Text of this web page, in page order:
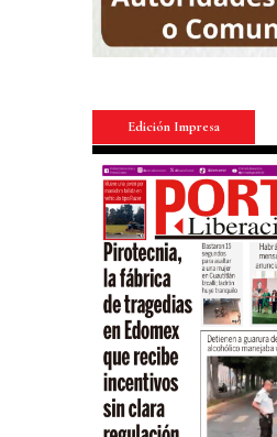
Edición Impresa